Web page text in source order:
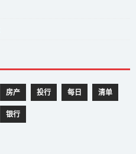
房产 投行 每日 清单
银行